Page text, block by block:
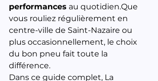
performances au quotidien.Que
vous rouliez régulièrement en
centre-ville de Saint-Nazaire ou
plus occasionnellement, le choix
du bon pneu fait toute la
différence.
Dans ce guide complet, La